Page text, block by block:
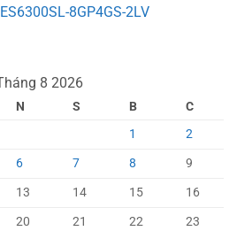
8GP4GS-2LV
8 2026
N S B
C
1
2
6 7 8
9
13 14 15
16
20 21 22
23